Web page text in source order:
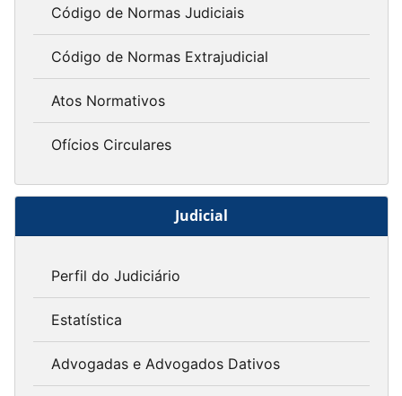
Código de Normas Judiciais
Código de Normas Extrajudicial
Atos Normativos
Ofícios Circulares
Judicial
Perfil do Judiciário
Estatística
Advogadas e Advogados Dativos